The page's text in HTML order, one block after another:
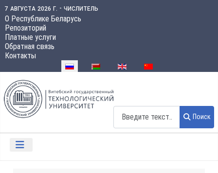
7 августа 2026 г. - числитель
О Республике Беларусь
Репозиторий
Платные услуги
Обратная связь
Контакты
Выберите язык
Поиск